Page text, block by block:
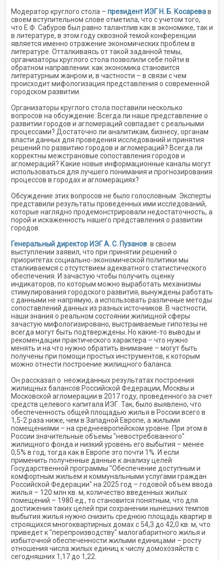
Модератор круглого стола – президент ИЭГ Н. Б. Косаревав
своем вступительном слове отметила, что с учетом того,
что Е.Ф. Сабуров был равно талантлив как в экономике, так и
в литературе, в этом году сквозной темой конференции
является именно отражение экономических проблем в
литературе. Отталкиваясь от такой заданной темы,
организаторы круглого стола позволили себе пойти в
обратном направлении: как экономика становится
литературным жанром и, в частности – в связи с чем
происходит мифологизация представления о современной
городском развитии.
Организаторы круглого стола поставили несколько
вопросов на обсуждение: Всегда ли наше представление о
развитии городов и агломераций совпадает с реальными
процессами? Достаточно ли аналитикам, бизнесу, органам
власти данных для проведения исследований и принятия
решений по развитию городов и агломераций? Всегда ли
корректны межстрановые сопоставления городов и
агломераций? Какие новые информационные каналы могут
использоваться для лучшего понимания и прогнозирования
процессов в городах и агломерациях?
Обсуждение этих вопросов не было голословным. Эксперты
представили результаты проведенных ими исследований,
которые наглядно продемонстрировали недостаточность, а
порой и искаженность нашего представления о развитии
городов.
Генеральный директор ИЭГ А. С. Пузанов в своем
выступлении заявил, что при принятии решений о
приоритетах социально-экономической политики мы
сталкиваемся с отсутствием адекватного статистического
обеспечения. И зачастую чтобы получить оценку
индикаторов, по которым можно выработать механизмы
стимулирования городского развития, вынуждены работать
с данными не напрямую, а использовать различные методы
сопоставлений данных из разных источников. В частности,
наши знания о реальном состоянии жилищной сферы
зачастую мифологизировано, выстраиваемые гипотезы не
всегда могут быть подтверждены. Но какие-то выводы и
рекомендации практического характера – что нужно
менять и на что нужно обратить внимание – могут быть
получены при помощи простых инструментов, к которым
можно отнести построение жилищного баланса.
Он рассказал о неожиданных результатах построения
жилищных балансов Российской Федерации, Москвы и
Московской агломерации в 2017 году, проведенного за счет
средств целевого капитала ИЭГ. Так, было выявлено, что
обеспеченность общей площадью жилья в России всего в
1,5-2 раза ниже, чем в Западной Европе, а жилыми
помещениями – на среднеевропейском уровне. При этом в
России значительные объемы "невостребованного"
жилищного фонда и низкий уровень его выбытия – менее
0,5% в год, тогда как в Европе это почти 1%. И если
применить полученные данные к анализу целей
Государственной программы "Обеспечение доступным и
комфортным жильем и коммунальными услугами граждан
Российской Федерации" на 2025 год – годовой объем ввода
жилья – 120 млн кв. м, количество введенных жилых
помещений – 1980 ед., то становится понятным, что для
достижения таких целей при сохранении нынешних темпов
выбытия жилья нужно снизить среднюю площадь квартир в
строящихся многоквартирных домах с 54,3 до 42,0 кв. м, что
приведет к "перепроизводству" малогабаритного жилья и
избыточной обеспеченности жилыми единицами – росту
отношения числа жилых единиц к числу домохозяйств с
сегодняшних 1,17 до 1,22.